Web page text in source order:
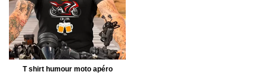
T shirt humour moto apéro